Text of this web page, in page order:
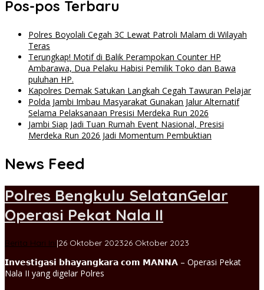
Pos-pos Terbaru
Polres Boyolali Cegah 3C Lewat Patroli Malam di Wilayah
Teras
Terungkap! Motif di Balik Perampokan Counter HP
Ambarawa, Dua Pelaku Habisi Pemilik Toko dan Bawa
puluhan HP.
Kapolres Demak Satukan Langkah Cegah Tawuran Pelajar
Polda Jambi Imbau Masyarakat Gunakan Jalur Alternatif
Selama Pelaksanaan Presisi Merdeka Run 2026
Jambi Siap Jadi Tuan Rumah Event Nasional, Presisi
Merdeka Run 2026 Jadi Momentum Pembuktian
News Feed
INVESTIGASI
BHAYANGKARA
INDONESIA
Polres Bengkulu SelatanGelar
Operasi Pekat Nala II
Berita Hari Ini|26 Oktober 202326 Oktober 2023
𝗜𝗻𝘃𝗲𝘀𝘁𝗶𝗴𝗮𝘀𝗶 𝗯𝗵𝗮𝘆𝗮𝗻𝗴𝗸𝗮𝗿𝗮 𝗰𝗼𝗺 𝗠𝗔𝗡𝗡𝗔 – Operasi Pekat
Nala II yang digelar Polres